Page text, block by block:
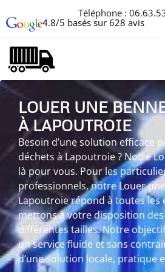
Téléphone :
4.8/5 basés sur 628 avis
LOUER UNE
À LAPOUTROIE
Besoin d’une solution efficace
déchets à Lapoutroie ? Notre
là pour vous. Pour les
professionnels, notre Louer
Lapoutroie répond à toutes les
mettons à votre disposition
différentes tailles. Notre
un service fluide et sans
d’une solution locale, pratique